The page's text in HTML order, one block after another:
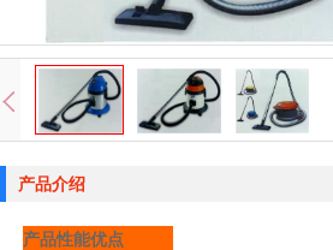
产品介绍
产品性能优点